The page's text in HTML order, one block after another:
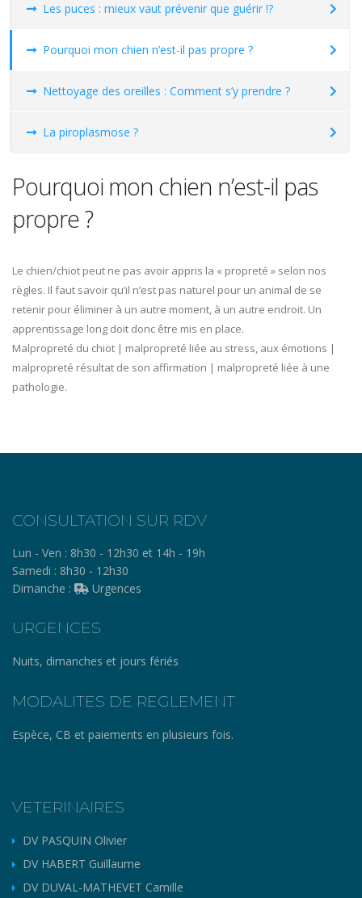
Les puces : mieux vaut prévenir que guérir !?
Pourquoi mon chien n’est-il pas propre ?
Nettoyage des oreilles : Comment s’y prendre ?
La piroplasmose ?
Pourquoi mon chien n’est-il pas
propre ?
Le chien/chiot peut ne pas avoir appris la « propreté » selon nos
règles. Il faut savoir qu’il n’est pas naturel pour un animal de se
retenir pour éliminer à un autre moment, à un autre endroit. Un
apprentissage long doit donc être mis en place.
Malpropreté du chiot | malpropreté liée au stress, aux émotions |
malpropreté résultat de son affirmation | malpropreté liée à une
pathologie.
CONSULTATION SUR RDV
Lun - Ven : 8h30 - 12h30 et 14h - 19h
Samedi : 8h30 - 12h30
Dimanche :
Urgences
URGENCES
Nuits, dimanches et jours fériés
MODALITES DE REGLEMENT
Espèce, CB et paiements en plusieurs fois.
VETERINAIRES
DV PASQUIN Olivier
DV HABERT Guillaume
DV DUVAL-MATHEVET Camille